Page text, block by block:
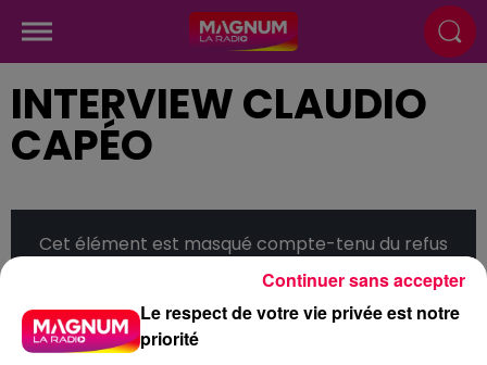
INTERVIEW CLAUDIO
CAPÉO
Cet élément est masqué compte-tenu du refus
du dépôt de cookies que vous avez exprimé. Si
vous souhaitez l'afficher, merci de nous donner
votre accord en cliquant sur le bouton ci-
Le respect de votre vie privée est notre
priorité
Continuer sans accepter